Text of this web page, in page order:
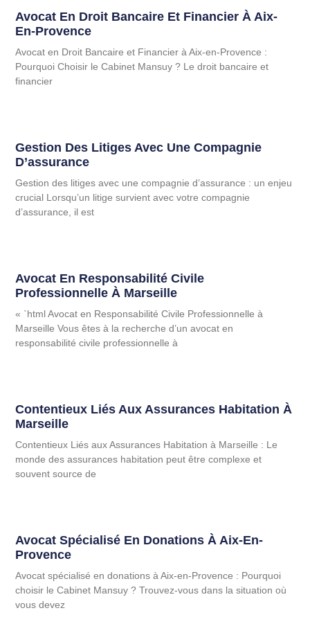
Avocat En Droit Bancaire Et Financier À Aix-
En-Provence
Avocat en Droit Bancaire et Financier à Aix-en-Provence :
Pourquoi Choisir le Cabinet Mansuy ? Le droit bancaire et
financier
Gestion Des Litiges Avec Une Compagnie
D’assurance
Gestion des litiges avec une compagnie d’assurance : un enjeu
crucial Lorsqu’un litige survient avec votre compagnie
d’assurance, il est
Avocat En Responsabilité Civile
Professionnelle À Marseille
« `html Avocat en Responsabilité Civile Professionnelle à
Marseille Vous êtes à la recherche d’un avocat en
responsabilité civile professionnelle à
Contentieux Liés Aux Assurances Habitation À
Marseille
Contentieux Liés aux Assurances Habitation à Marseille : Le
monde des assurances habitation peut être complexe et
souvent source de
Avocat Spécialisé En Donations À Aix-En-
Provence
Avocat spécialisé en donations à Aix-en-Provence : Pourquoi
choisir le Cabinet Mansuy ? Trouvez-vous dans la situation où
vous devez